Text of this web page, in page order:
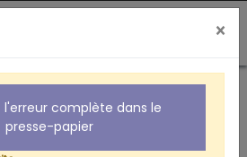
0
UNIVERSELLE
×
l'erreur complète dans le
presse-papier